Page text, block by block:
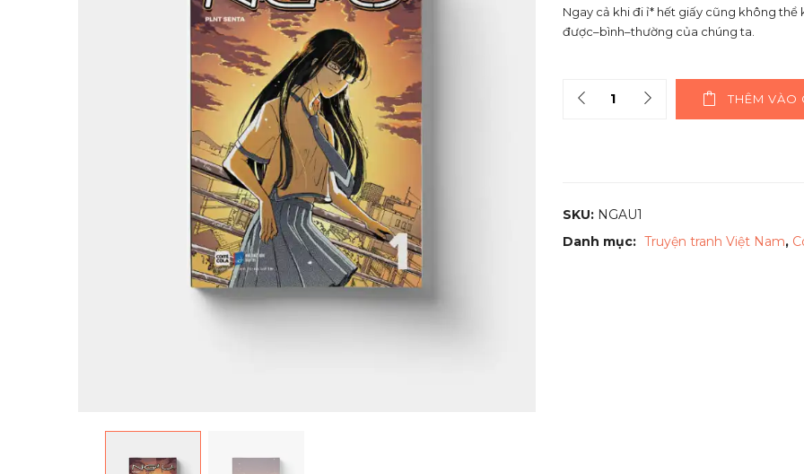
Ngay cả khi đi ỉ* hết giấy cũng không thể
được–bình–thường của chúng ta.
Quantity
THÊM VÀO
SKU: NGAU1
Danh mục: Truyện tranh Việt Nam,